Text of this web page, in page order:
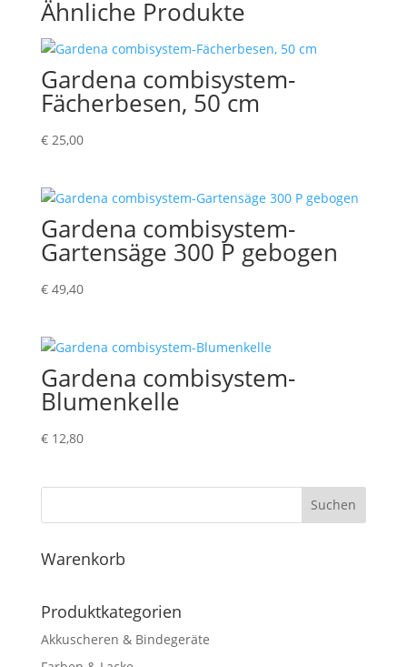
Ähnliche Produkte
Gardena combisystem-
Fächerbesen, 50 cm
€25,00
Gardena combisystem-
Gartensäge 300 P gebogen
€49,40
Gardena combisystem-
Blumenkelle
€12,80
Suchen
Warenkorb
Produktkategorien
Akkuscheren & Bindegeräte